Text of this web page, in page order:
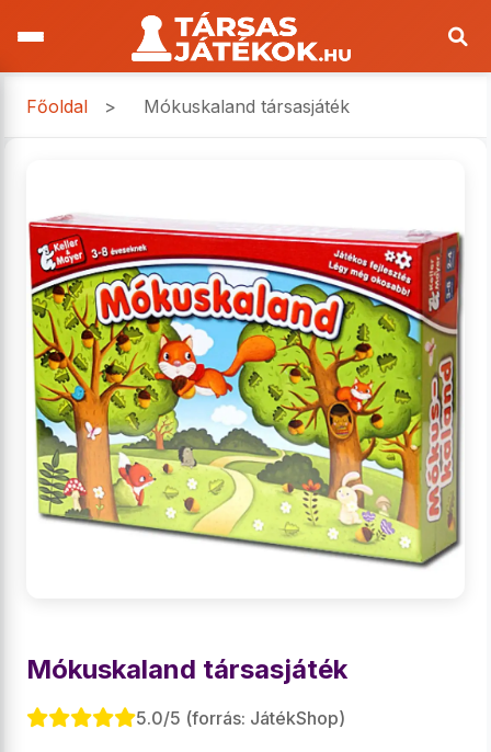
Főoldal > Mókuskaland társasjáték
Mókuskaland társasjáték
5.0/5 (forrás: JátékShop)